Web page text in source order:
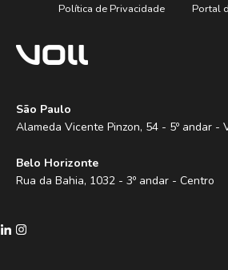
Política de Privacidade Portal
São Paulo
Alameda Vicente Pinzon, 54 - 5º andar -
Belo Horizonte
Rua da Bahia, 1032 - 3º andar - Centro